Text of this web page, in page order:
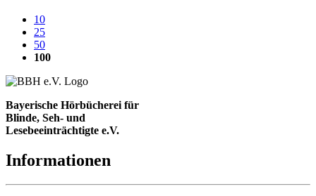
10
25
50
100(aktuelle Einstellung)
Bayerische Hörbücherei für
Blinde, Seh- und
Lesebeeinträchtigte e.V.
Informationen